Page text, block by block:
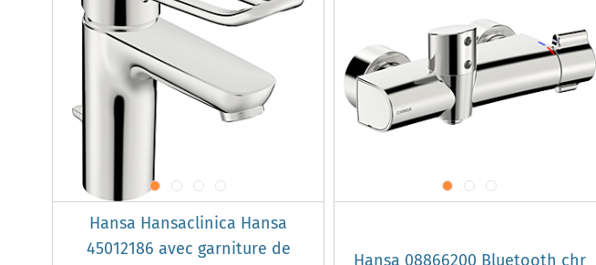
Hansa Hansaclinica Hansa
45012186 avec garniture de